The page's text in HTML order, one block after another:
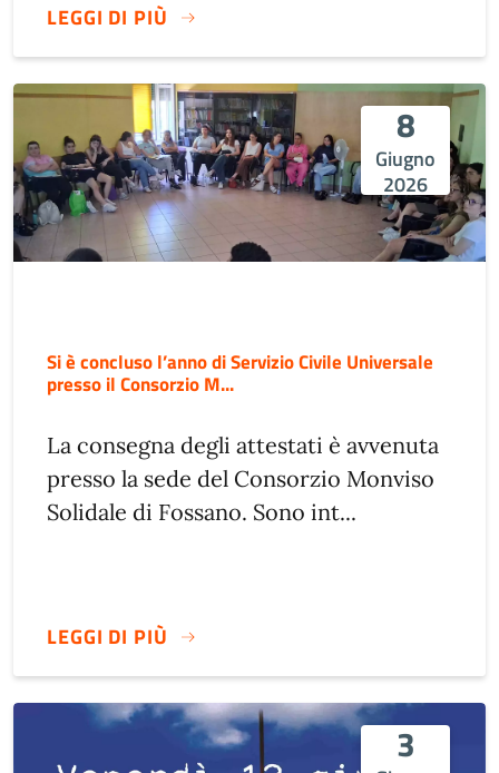
LEGGI DI PIÙ
8
Giugno
2026
Si è concluso l’anno di Servizio Civile Universale
presso il Consorzio M...
La consegna degli attestati è avvenuta
presso la sede del Consorzio Monviso
Solidale di Fossano. Sono int...
LEGGI DI PIÙ
3